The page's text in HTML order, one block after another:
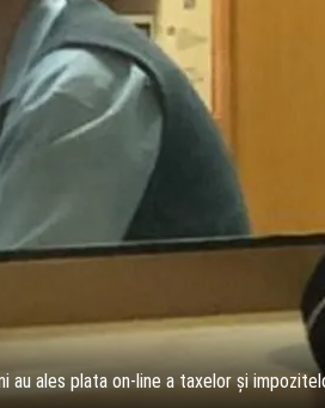
au ales plata on-line a taxelor și